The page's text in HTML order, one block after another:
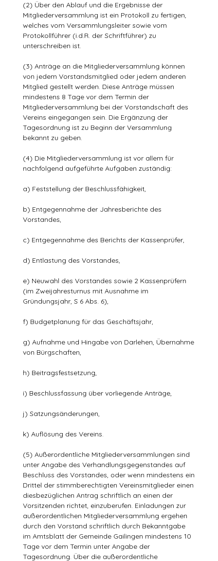
(2) Über den Ablauf und die Ergebnisse der
Mitgliederversammlung ist ein Protokoll zu fertigen,
welches vom Versammlungsleiter sowie vom
Protokollführer (i.d.R. der Schriftführer) zu
unterschreiben ist.
(3) Anträge an die Mitgliederversammlung können
von jedem Vorstandsmitglied oder jedem anderen
Mitglied gestellt werden. Diese Anträge müssen
mindestens 8 Tage vor dem Termin der
Mitgliederversammlung bei der Vorstandschaft des
Vereins eingegangen sein. Die Ergänzung der
Tagesordnung ist zu Beginn der Versammlung
bekannt zu geben.
(4) Die Mitgliederversammlung ist vor allem für
nachfolgend aufgeführte Aufgaben zuständig:
a) Feststellung der Beschlussfähigkeit,
b) Entgegennahme der Jahresberichte des
Vorstandes,
c) Entgegennahme des Berichts der Kassenprüfer,
d) Entlastung des Vorstandes,
e) Neuwahl des Vorstandes sowie 2 Kassenprüfern
(im Zweijahresturnus mit Ausnahme im
Gründungsjahr, S 6 Abs. 6),
f) Budgetplanung für das Geschäftsjahr,
g) Aufnahme und Hingabe von Darlehen, Übernahme
von Bürgschaften,
h) Beitragsfestsetzung,
i) Beschlussfassung über vorliegende Anträge,
j) Satzungsänderungen,
k) Auflösung des Vereins.
(5) Außerordentliche Mitgliederversammlungen sind
unter Angabe des Verhandlungsgegenstandes auf
Beschluss des Vorstandes, oder wenn mindestens ein
Drittel der stimmberechtigten Vereinsmitglieder einen
diesbezüglichen Antrag schriftlich an einen der
Vorsitzenden richtet, einzuberufen. Einladungen zur
außerordentlichen Mitgliederversammlung ergehen
durch den Vorstand schriftlich durch Bekanntgabe
im Amtsblatt der Gemeinde Gailingen mindestens 10
Tage vor dem Termin unter Angabe der
Tagesordnung. Über die außerordentliche